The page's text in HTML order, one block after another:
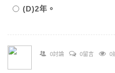
(D)2年。
0討論 0留言 0